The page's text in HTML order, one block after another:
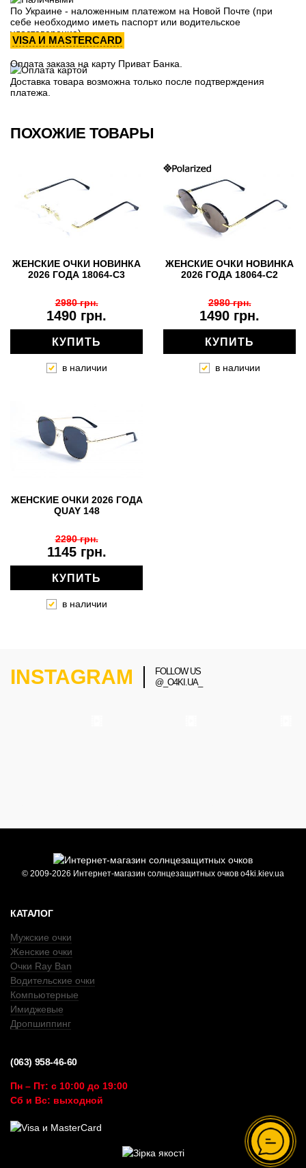
По Украине - наложенным платежом на Новой Почте (при
себе необходимо иметь паспорт или водительское
удостоверение)
VISA И MASTERCARD
Оплата заказа на карту Приват Банка.
Доставка товара возможна только после подтверждения
платежа.
ПОХОЖИЕ ТОВАРЫ
ЖЕНСКИЕ ОЧКИ НОВИНКА
2026 ГОДА 18064-C3
1490 грн.
2980 грн.
КУПИТЬ
в наличии
ЖЕНСКИЕ ОЧКИ НОВИНКА
2026 ГОДА 18064-C2
1490 грн.
2980 грн.
КУПИТЬ
в наличии
ЖЕНСКИЕ ОЧКИ 2026 ГОДА
QUAY 148
1145 грн.
2290 грн.
КУПИТЬ
в наличии
INSTAGRAM
FOLLOW US
@_O4KI.UA_
© 2009-2026 Интернет-магазин солнцезащитных очков o4ki.kiev.ua
КАТАЛОГ
Мужские очки
Женские очки
Очки Ray Ban
Водительские очки
Компьютерные
Имиджевые
Дропшиппинг
(063) 958-46-60
Пн – Пт: с 10:00 до 19:00
Сб и Вс: выходной